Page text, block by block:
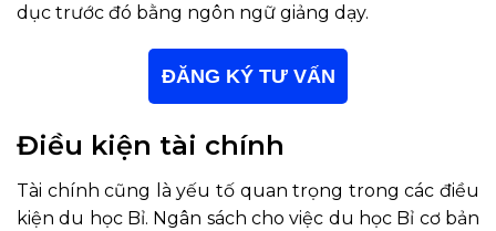
dục trước đó bằng ngôn ngữ giảng dạy.
ĐĂNG KÝ TƯ VẤN
Điều kiện tài chính
Tài chính cũng là yếu tố quan trọng trong các điều
kiện du học Bỉ. Ngân sách cho việc du học Bỉ cơ bản